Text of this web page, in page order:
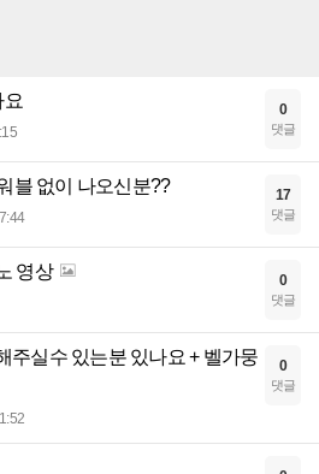
요 0
댓글
블 없이 나오신분?? 17
댓글
영상 0
댓글
주실수 있는분 있나요 + 벨가뭉
0
댓글